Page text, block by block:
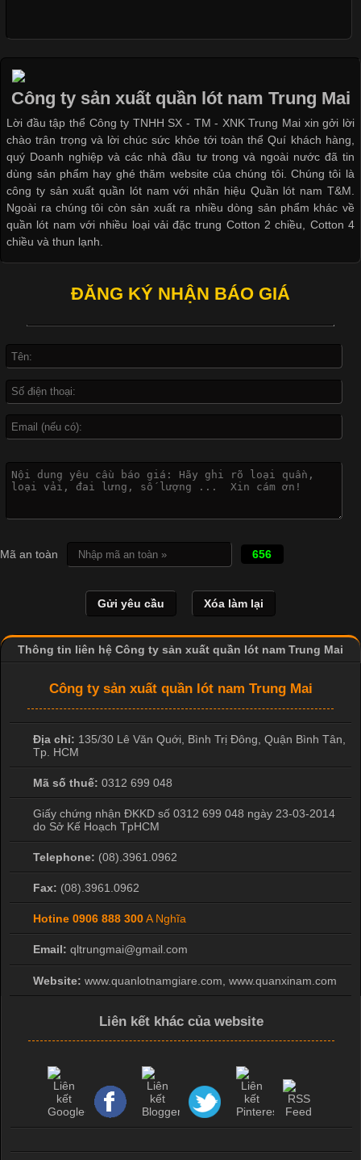
Các Form Áo Thun Phổ Biến Hiện Nay Và Xu Hướng Trong
Ngành May Mặc Áo thun là một trong những trang phục quen
thuộc và được sử dụng phổ biến nhất hiện nay. Không chỉ đa
dạng về màu sắc hay chất liệu, áo thun còn có nhiều form dáng
khác nhau để phù hợp với từng phong cách thời trang và nhu
cầu
Khám Phá Áo Phông Trang Phục Phổ Biến Nhất Hiện Nay
Áo phông là một trong những trang phục phổ biến nhất trong
Không chỉ xuất hiện trong thời trang thường ngày, áo phông còn
được ứng dụng rộng rãi trong ngành sản xuất may mặc, đặc
biệt là các sản phẩm từ vải thun. Hiện nay,
Đại
Cập nhật 2026-04-21 15:41:03
In Chuyển Nhiệt Là Gì? Công Nghệ In Hiện Đại Trong Ngành
May Mặc Trong ngành in ấn và thời trang, in chuyển nhiệt đang
hình ảnh sắc nét và bền màu. Đặc biệt, kỹ thuật này được ứng
dụng rộng rãi trong sản xuất áo thun, đồ thể thao
Công ty sản xuất quần lót nam Trung Mai
Lời đầu tập thể Công ty TNHH SX - TM - XNK Trung Mai xin gởi lời
chào trân trọng và lời chúc sức khỏe tới toàn thể Quí khách hàng,
quý Doanh nghiệp và các nhà đầu tư trong và ngoài nước đã tin
dùng sản phẩm hay ghé thăm website của chúng tôi. Chúng tôi là
công ty sản xuất quần lót nam với nhãn hiệu Quần lót nam T&M.
Ngoài ra chúng tôi còn sản xuất ra nhiều dòng sản phẩm khác về
quần lót nam với nhiều loại vải đặc trung Cotton 2 chiều, Cotton 4
chiều và thun lạnh.
ĐĂNG KÝ NHẬN BÁO GIÁ
Mã an toàn 656
Thông tin liên hệ Công ty sản xuất quần lót nam Trung Mai
Công ty sản xuất quần lót nam Trung Mai
Địa chỉ: 135/30 Lê Văn Quới, Bình Trị Đông Quận Bình Tân
Tp. HCM
Mã số thuế: 0312 699 048
Giấy chứng nhận ĐKKD số 0312 699 048 ngày 23-03-2014
do Sở Kế Hoạch TpHCM
Telephone: (08).3961.0962
Fax: (08).3961.0962
Hotine 0906 888 300A Nghĩa
Email: qltrungmai@gmail.com
Website: www.quanlotnamgiare.com, www.quanxinam.com
Liên kết khác của website